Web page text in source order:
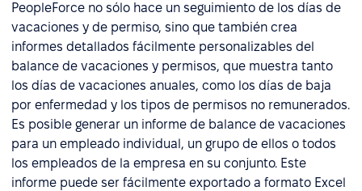
PeopleForce no sólo hace un seguimiento de los días de
vacaciones y de permiso, sino que también crea
informes detallados fácilmente personalizables del
balance de vacaciones y permisos, que muestra tanto
los días de vacaciones anuales, como los días de baja
por enfermedad y los tipos de permisos no remunerados.
Es posible generar un informe de balance de vacaciones
para un empleado individual, un grupo de ellos o todos
los empleados de la empresa en su conjunto. Este
informe puede ser fácilmente exportado a formato Excel